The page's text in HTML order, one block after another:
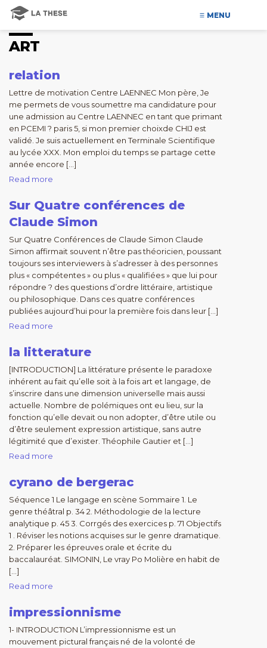
MENU
ART
relation
Lettre de motivation Centre LAENNEC Mon père, Je
me permets de vous soumettre ma candidature pour
une admission au Centre LAENNEC en tant que primant
en PCEMI ? paris 5, si mon premier choixde CHIJ est
validé. Je suis actuellement en Terminale Scientifique
au lycée XXX. Mon emploi du temps se partage cette
année encore […]
Read more
Sur Quatre conférences de
Claude Simon
Sur Quatre Conférences de Claude Simon Claude
Simon affirmait souvent n’être pas théoricien, poussant
toujours ses interviewers à s’adresser à des personnes
plus « compétentes » ou plus « qualifiées » que lui pour
répondre ? des questions d’ordre littéraire, artistique
ou philosophique. Dans ces quatre conférences
publiées aujourd’hui pour la première fois dans leur […]
Read more
la litterature
[INTRODUCTION] La littérature présente le paradoxe
inhérent au fait qu’elle soit à la fois art et langage, de
s’inscrire dans une dimension universelle mais aussi
actuelle. Nombre de polémiques ont eu lieu, sur la
fonction qu’elle devait ou non adopter, d’être utile ou
d’être seulement expression artistique, sans autre
légitimité que d’exister. Théophile Gautier et […]
Read more
cyrano de bergerac
Séquence 1 Le langage en scène Sommaire 1. Le
genre théâtral p. 34 2. Méthodologie de la lecture
analytique p. 45 3. Corrgés des exercices p. 71 Objectifs
1 . Réviser les notions acquises sur le genre dramatique.
2. Préparer les épreuves orale et écrite du
baccalauréat. SIMONIN, Le vray Po Molière en habit de
[…]
Read more
impressionnisme
1- INTRODUCTION L’impressionnisme est un
mouvement pictural français né de la volonté de